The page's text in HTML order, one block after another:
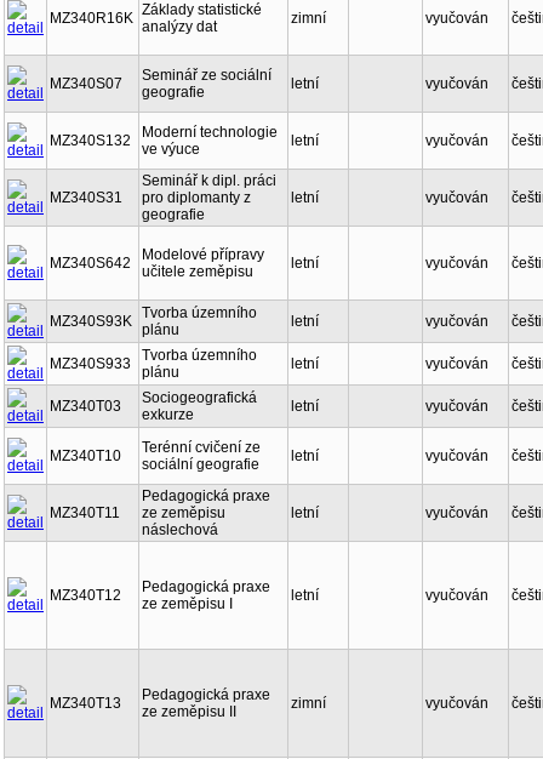
MZ340R16K Základy statistické
analýzy dat
zimní vyučován
MZ340S07
Seminář ze sociální
geografie
letní vyučován
MZ340S132
Moderní technologie
ve výuce
letní vyučován
MZ340S31
Seminář k dipl. práci
pro diplomanty z
geografie
letní vyučován
MZ340S642
Modelové přípravy
učitele zeměpisu
letní vyučován
MZ340S93K Tvorba územního
plánu
letní vyučován
MZ340S933
Tvorba územního
plánu
letní vyučován
MZ340T03
Sociogeografická
exkurze
letní vyučován
MZ340T10
Terénní cvičení ze
sociální geografie
letní vyučován
MZ340T11
Pedagogická praxe
ze zeměpisu
náslechová
letní vyučován
MZ340T12
Pedagogická praxe
ze zeměpisu I
letní vyučován
MZ340T13
Pedagogická praxe
ze zeměpisu II
zimní vyučován